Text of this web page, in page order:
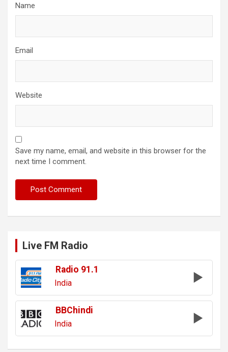
Name
Email
Website
Save my name, email, and website in this browser for the
next time I comment.
Live FM Radio
Radio 91.1
India
BBChindi
India